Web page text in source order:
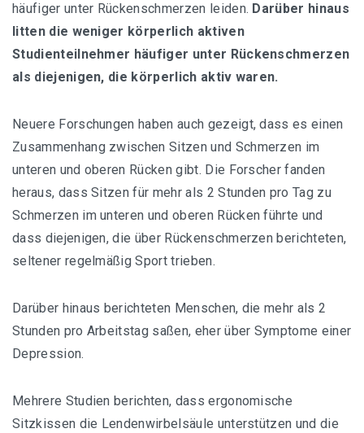
häufiger unter Rückenschmerzen leiden. Darüber hinaus
litten die weniger körperlich aktiven
Studienteilnehmer häufiger unter Rückenschmerzen
als diejenigen, die körperlich aktiv waren.
Neuere Forschungen haben auch gezeigt, dass es einen
Zusammenhang zwischen Sitzen und Schmerzen im
unteren und oberen Rücken gibt. Die Forscher fanden
heraus, dass Sitzen für mehr als 2 Stunden pro Tag zu
Schmerzen im unteren und oberen Rücken führte und
dass diejenigen, die über Rückenschmerzen berichteten,
seltener regelmäßig Sport trieben.
Darüber hinaus berichteten Menschen, die mehr als 2
Stunden pro Arbeitstag saßen, eher über Symptome einer
Depression.
Mehrere Studien berichten, dass ergonomische
Sitzkissen die Lendenwirbelsäule unterstützen und die